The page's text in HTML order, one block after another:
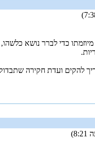
כדי לברר נושא
להקים ועדת חקירה